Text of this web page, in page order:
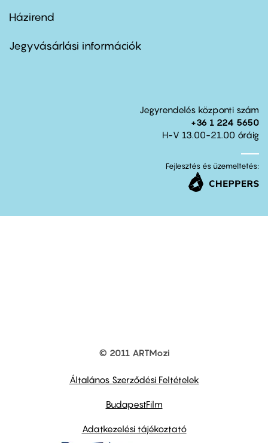
Footer
second
Házirend
Jegyvásárlási információk
Jegyrendelés központi szám
+36 1 224 5650
H-V 13.00-21.00 óráig
Fejlesztés és üzemeltetés:
© 2011 ARTMozi
Általános Szerződési Feltételek
BudapestFilm
Adatkezelési tájékoztató